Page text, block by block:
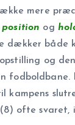
mere
position og
dækker både
og
fodboldbane.
kampens
(8) ofte svaret,